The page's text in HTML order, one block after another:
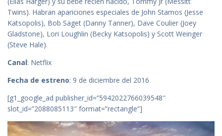
Twins). Habran apariciones especiales de John Stamos (Jesse
Katsopolis), Bob Saget (Danny Tanner), Dave Coulier (Joey
Gladstone), Lori Loughlin (Becky Katsopolis) y Scott Weinger
(Steve Hale).
Canal: Netflix
Fecha de estreno: 9 de diciembre del 2016
[g1_google_ad publisher_id=”5942022766039548″
slot_id=”2088085113″ format=”rectangle”]